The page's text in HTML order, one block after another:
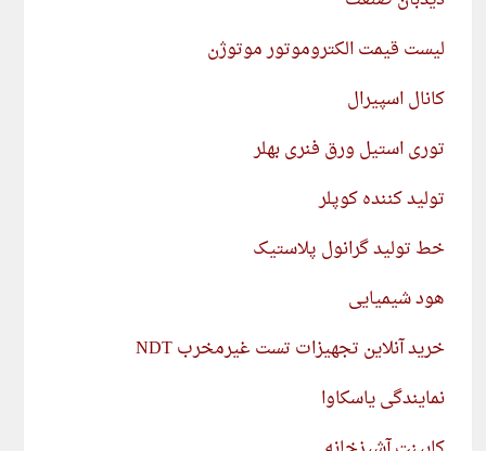
لیست قیمت الکتروموتور موتوژن
کانال اسپیرال
توری استیل ورق فنری بهلر
تولید کننده کوپلر
خط تولید گرانول پلاستیک
هود شیمیایی
خرید آنلاین تجهیزات تست غیرمخرب NDT
نمایندگی یاسکاوا